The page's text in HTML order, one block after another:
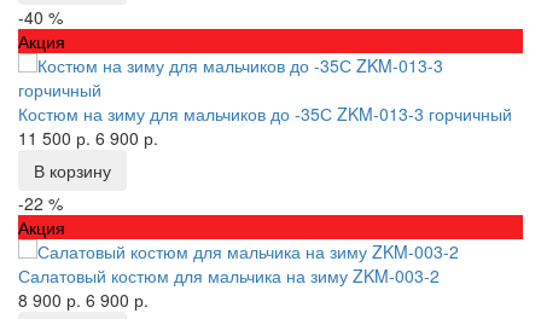
-40 %
Акция
Костюм на зиму для мальчиков до -35С ZKM-013-3 горчичный
11 500 р. 6 900 р.
В корзину
-22 %
Акция
Салатовый костюм для мальчика на зиму ZKM-003-2
8 900 р. 6 900 р.